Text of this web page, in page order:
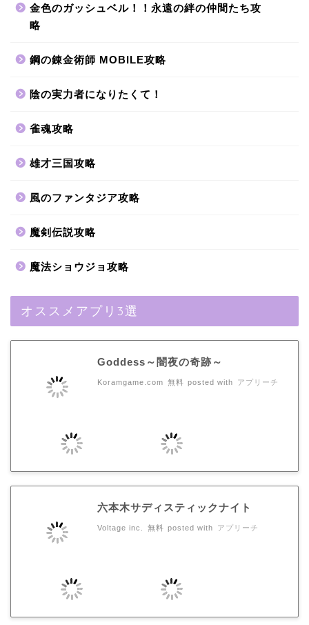
金色のガッシュベル！！永遠の絆の仲間たち攻
略
鋼の錬金術師 MOBILE攻略
陰の実力者になりたくて！
雀魂攻略
雄才三国攻略
風のファンタジア攻略
魔剣伝説攻略
魔法ショウジョ攻略
オススメアプリ3選
Goddess～闇夜の奇跡～
Koramgame.com 無料 posted with アプリーチ
六本木サディスティックナイト
Voltage inc. 無料 posted with アプリーチ